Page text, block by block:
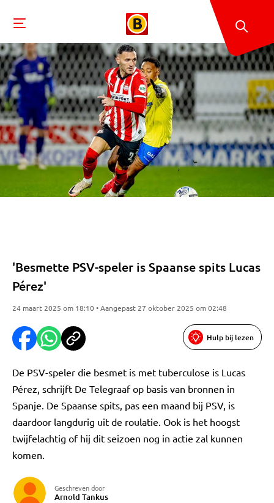
'Besmette PSV-speler is Spaanse spits Lucas
Pérez'
24 maart 2025 om 18:10 • Aangepast 27 oktober 2025 om 02:48
Hulp bij lezen
De PSV-speler die besmet is met tuberculose is Lucas
Pérez, schrijft De Telegraaf op basis van bronnen in
Spanje. De Spaanse spits, pas een maand bij PSV, is
daardoor langdurig uit de roulatie. Ook is het hoogst
twijfelachtig of hij dit seizoen nog in actie zal kunnen
komen.
Geschreven door
Arnold Tankus